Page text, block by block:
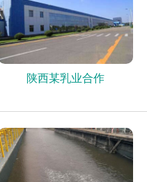
陕西某乳业合作